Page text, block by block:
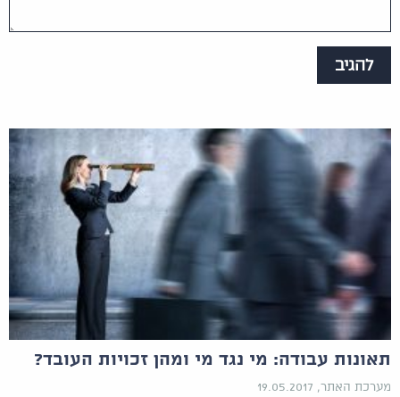
תאונות עבודה: מי נגד מי ומהן זכויות העובד?
מערכת האתר, 19.05.2017